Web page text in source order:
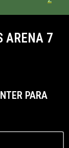
ARENA 7
PARA